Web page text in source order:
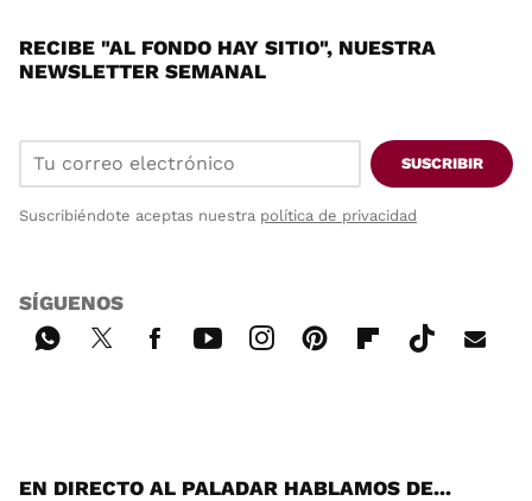
RECIBE "AL FONDO HAY SITIO", NUESTRA
NEWSLETTER SEMANAL
SUSCRIBIR
Suscribiéndote aceptas nuestra política de privacidad
SÍGUENOS
EN DIRECTO AL PALADAR HABLAMOS DE...